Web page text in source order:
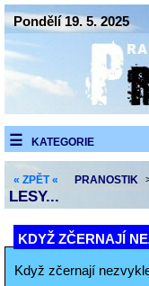
Pondělí 19. 5. 2025
KATEGORIE
« ZPĚT « PRANOSTIK
LESY...
KDYŽ ZČERNAJÍ
Když zčernají